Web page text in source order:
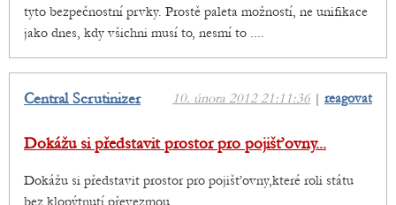
tyto bezpečnostní prvky. Prostě paleta možností, ne unifikace
jako dnes, kdy všichni musí to, nesmí to ....
10. února 2012 21:11:36 | reagovat
Central Scrutinizer
Dokážu si představit prostor pro pojišťovny...
Dokážu si představit prostor pro pojišťovny,které roli státu
bez klopýtnutí převezmou.